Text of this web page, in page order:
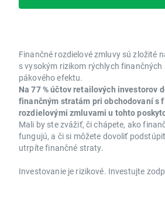
Finančné rozdielové zmluvy sú zložité
s vysokým rizikom rýchlych
pákového efektu.
Na 77 % účtov retailových investorov
finančným stratám pri obchodovaní s
rozdielovými zmluvami u tohto
Mali by ste zvážiť, či chápete, ako
fungujú, a či si môžete dovoliť
utrpíte finančné straty.
Investovanie je rizikové. Investujte